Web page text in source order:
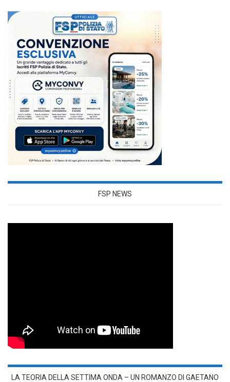
FSP NEWS
LA TEORIA DELLA SETTIMA ONDA – UN ROMANZO DI GAETANO